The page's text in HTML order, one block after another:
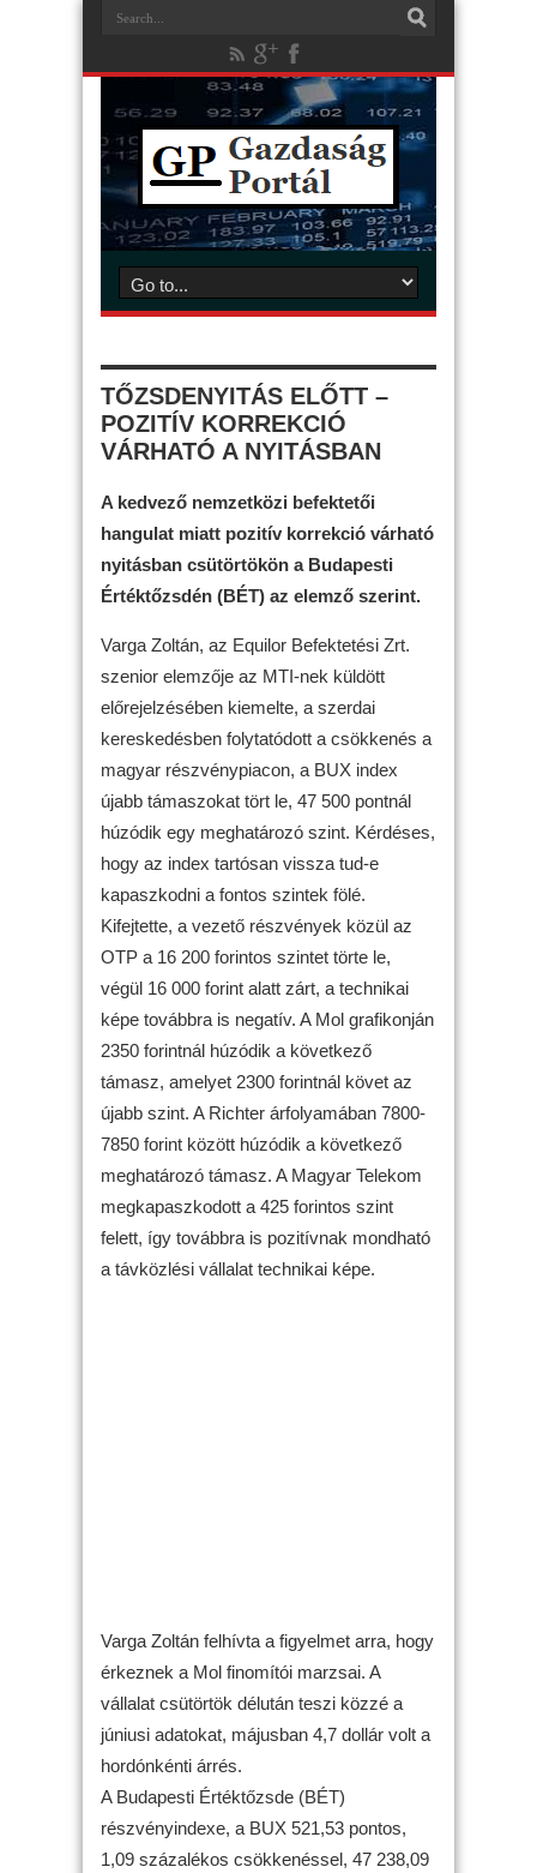
TŐZSDENYITÁS ELŐTT –
POZITÍV KORREKCIÓ
VÁRHATÓ A NYITÁSBAN
A kedvező nemzetközi befektetői
hangulat miatt pozitív korrekció várható
nyitásban csütörtökön a Budapesti
Értéktőzsdén (BÉT) az elemző szerint.
Varga Zoltán, az Equilor Befektetési Zrt.
szenior elemzője az MTI-nek küldött
előrejelzésében kiemelte, a szerdai
kereskedésben folytatódott a csökkenés a
magyar részvénypiacon, a BUX index
újabb támaszokat tört le, 47 500 pontnál
húzódik egy meghatározó szint. Kérdéses,
hogy az index tartósan vissza tud-e
kapaszkodni a fontos szintek fölé.
Kifejtette, a vezető részvények közül az
OTP a 16 200 forintos szintet törte le,
végül 16 000 forint alatt zárt, a technikai
képe továbbra is negatív. A Mol grafikonján
2350 forintnál húzódik a következő
támasz, amelyet 2300 forintnál követ az
újabb szint. A Richter árfolyamában 7800-
7850 forint között húzódik a következő
meghatározó támasz. A Magyar Telekom
megkapaszkodott a 425 forintos szint
felett, így továbbra is pozitívnak mondható
a távközlési vállalat technikai képe.
Varga Zoltán felhívta a figyelmet arra, hogy
érkeznek a Mol finomítói marzsai. A
vállalat csütörtök délután teszi közzé a
júniusi adatokat, májusban 4,7 dollár volt a
hordónkénti árrés.
A Budapesti Értéktőzsde (BÉT)
részvényindexe, a BUX 521,53 pontos,
1,09 százalékos csökkenéssel, 47 238,09